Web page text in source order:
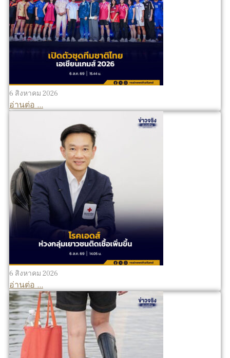
6 สิงหาคม 2026
อ่านต่อ ...
6 สิงหาคม 2026
อ่านต่อ ...